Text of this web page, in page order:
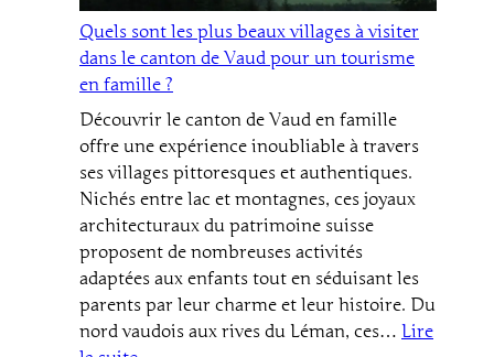
papet
et
malakoff
recettes
et
astuces
Quels sont les plus beaux villages à visiter
dans le canton de Vaud pour un tourisme
en famille ?
Découvrir le canton de Vaud en famille
offre une expérience inoubliable à travers
ses villages pittoresques et authentiques.
Nichés entre lac et montagnes, ces joyaux
architecturaux du patrimoine suisse
proposent de nombreuses activités
adaptées aux enfants tout en séduisant les
parents par leur charme et leur histoire. Du
nord vaudois aux rives du Léman, ces… Lire